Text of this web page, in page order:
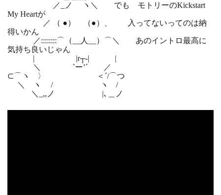
／_ノ ヽ＼ でも モトリーのKickstart
My Heartが
／ （ ●） （●）、 入ってないってのは納
得いかん
／::::::::⌒（__人__）⌒＼ あのイントロ最高に
気持ち良いじゃん
| |r┬-| |
＼ `ー’´ ／
⊂⌒ヽ 〉 ＜´/⌒つ
＼ ヽ / ヽ /
＼_,,ノ |､＿ノ